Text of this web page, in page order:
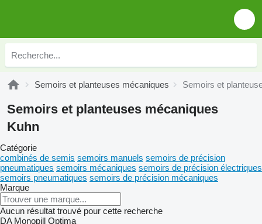
Semoirs et planteuses mécaniques Semoirs et
Semoirs et planteuses mécaniques
Kuhn
Catégorie
combinés de semis semoirs manuels semoirs de précision
pneumatiques semoirs mécaniques semoirs de précision électriques
semoirs pneumatiques semoirs de précision mécaniques
Marque
Aucun résultat trouvé pour cette recherche
DA Monopill Optima